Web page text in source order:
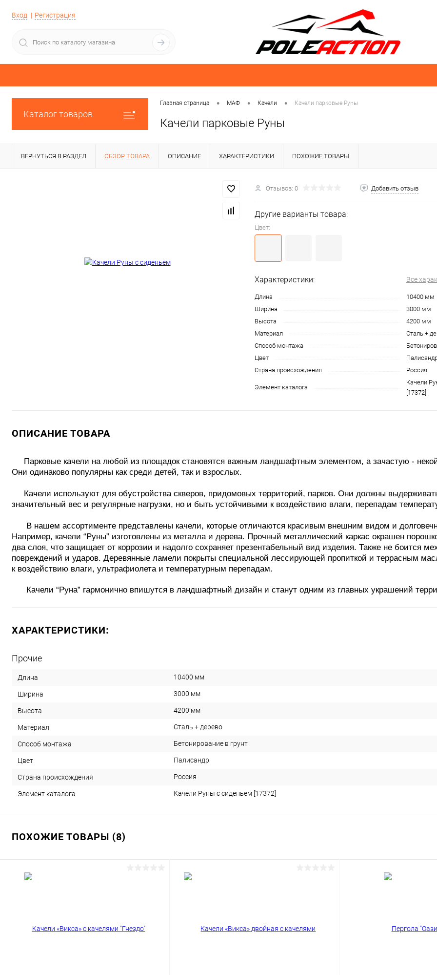
Вход Регистрация
Каталог товаров
Главная страница • МАФ • Качели • Качели парковые Руны
Качели парковые Руны
ВЕРНУТЬСЯ В РАЗДЕЛ ОБЗОР ТОВАРА ОПИСАНИЕ ХАРАКТЕРИСТИКИ ПОХОЖИЕ ТОВАРЫ
Отзывов: 0 Добавить отзыв
Другие варианты товара:
Цвет:
Характеристики: Все
Длина
10400 мм
Ширина
3000 мм
Высота
4200 мм
Материал
Сталь +
Способ монтажа
Цвет
Страна происхождения
Россия
Элемент каталога
Качели
[17372]
ОПИСАНИЕ ТОВАРА
Парковые качели на любой из площадок становятся важным ландшафтным элементом, а зачастую -
Они одинаково популярны как среди детей, так и взрослых.
Качели используют для обустройства скверов, придомовых территорий, парков. Они должны
значительный вес и регулярные нагрузки, но и быть устойчивыми к воздействию влаги, перепадам
В нашем ассортименте представлены качели, которые отличаются красивым внешним видом и
Например, качели “Руны” изготовлены из металла и дерева. Прочный металлический каркас окрашен
два слоя, что защищает от коррозии и надолго сохраняет презентабельный вид изделия. Также не боится
повреждений и ударов. Деревянные ламели покрыты специальной лессирующей пропиткой и террасным
к воздействию влаги, ультрафиолета и температурным перепадам.
Качели “Руна” гармонично впишутся в ландшафтный дизайн и станут одним из главных украшений
ХАРАКТЕРИСТИКИ:
Прочие
Длина 10400 мм
Ширина 3000 мм
Высота 4200 мм
Материал Сталь + дерево
Способ монтажа Бетонирование в грунт
Цвет Палисандр
Страна происхождения Россия
Элемент каталога Качели Руны с сиденьем [17372]
ПОХОЖИЕ ТОВАРЫ (8)